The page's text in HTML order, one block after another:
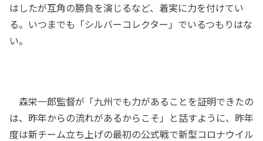
はしたが互角の勝負を演じるなど、着実に力を付けてい
る。いつまでも「シルバーコレクター」でいるつもりはな
い。
森栄一郎監督が「九州でも力があることを証明できたの
は、昨年からの流れがあるからこそ」と話すように、昨年
度は新チーム立ち上げの最初の公式戦で新型コロナウイル